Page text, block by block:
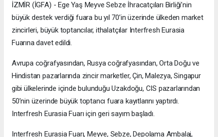
İZMİR (İGFA) - Ege Yaş Meyve Sebze İhracatçıları Birliği’nin
büyük destek verdiği fuara bu yıl 70’in üzerinde ülkeden market
zincirleri, büyük toptancılar, ithalatçılar Interfresh Eurasia
Fuarına davet edildi.
Avrupa coğrafyasından, Rusya coğrafyasından, Orta Doğu ve
Hindistan pazarlarında zincir marketler, Çin, Malezya, Singapur
gibi ülkelerinde içinde bulunduğu Uzakdoğu, CIS pazarlarından
50’nin üzerinde büyük toptancı fuara kayıtlarını yaptırdı.
Interfresh Eurasia Fuarı için geri sayım başladı.
Interfresh Eurasia Fuarı, Meyve, Sebze, Depolama Ambalaj,